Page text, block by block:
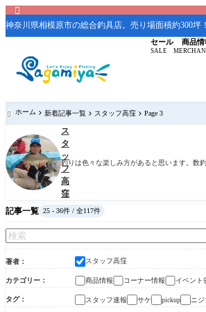

神奈川県相模原市の総合釣具店。売り場面積約300坪！
セール
SALE
商品情
 ホーム 新着記事一覧 スタッフ高窪 Page 3
ス
タ
ッ
フ
高
窪
釣りは色々な楽しみ方があると思います。数
記事一覧 25 - 36件 / 全117件
著者 スタッフ高窪
カテゴリー 商品情報 コーナー情報 イベント
タグ スタッフ速報 サケ pickup ニジ